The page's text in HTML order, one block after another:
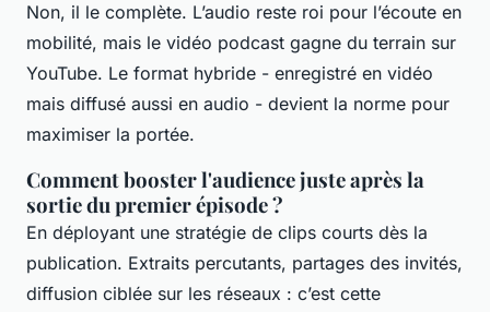
Non, il le complète. L’audio reste roi pour l’écoute en
mobilité, mais le vidéo podcast gagne du terrain sur
YouTube. Le format hybride - enregistré en vidéo
mais diffusé aussi en audio - devient la norme pour
maximiser la portée.
Comment booster l'audience juste après la
sortie du premier épisode ?
En déployant une stratégie de clips courts dès la
publication. Extraits percutants, partages des invités,
diffusion ciblée sur les réseaux : c’est cette